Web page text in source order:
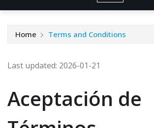
Home Terms and Conditions
Last updated: 2026-01-21
Aceptación de